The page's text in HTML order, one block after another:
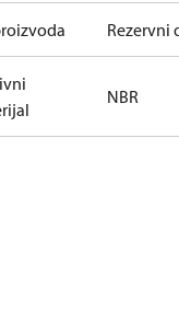
Rezervni
NBR